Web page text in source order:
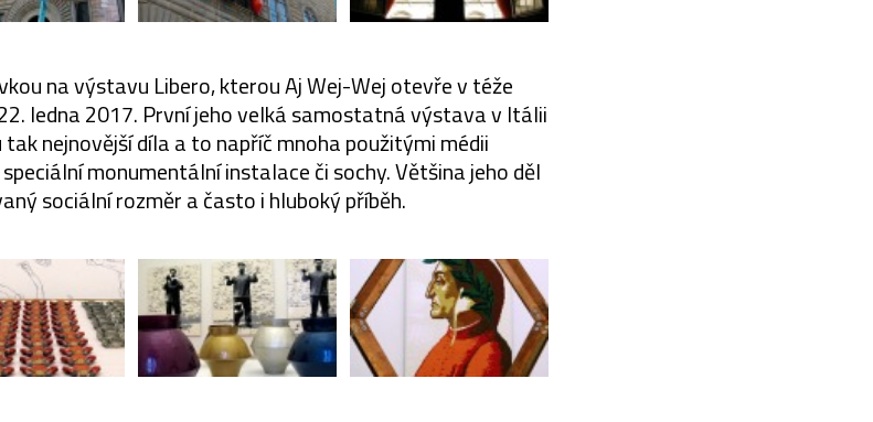
na výstavu Libero, kterou Aj Wej-Wej otevře v téže
ledna 2017. První jeho velká samostatná výstava v Itálii
nejnovější díla a to napříč mnoha použitými médii
monumentální instalace či sochy. Většina jeho děl
sociální rozměr a často i hluboký příběh.